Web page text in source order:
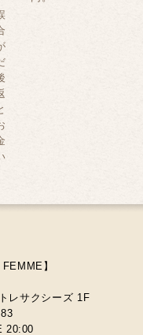
】
レサクシーズ 1F
20:00